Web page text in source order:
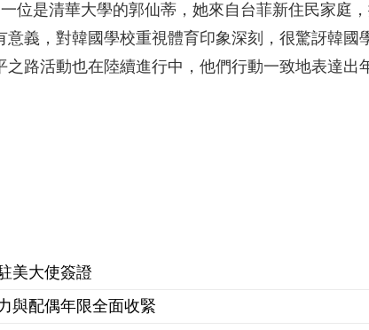
位是清華大學的郭仙蒂，她來自台菲新住民家庭
義，對韓國學校重視體育印象深刻，很驚訝韓國
路活動也在陸續進行中，他們行動一致地表達出
美大使簽證
與配偶年限全面收緊